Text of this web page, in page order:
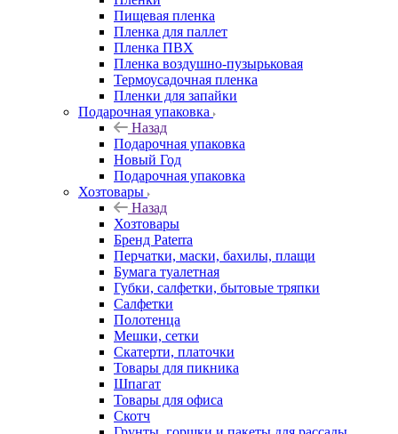
Пищевая пленка
Пленка для паллет
Пленка ПВХ
Пленка воздушно-пузырьковая
Термоусадочная пленка
Пленки для запайки
Подарочная упаковка
Назад
Подарочная упаковка
Новый Год
Подарочная упаковка
Хозтовары
Назад
Хозтовары
Бренд Paterra
Перчатки, маски, бахилы, плащи
Бумага туалетная
Губки, салфетки, бытовые тряпки
Салфетки
Полотенца
Мешки, сетки
Скатерти, платочки
Товары для пикника
Шпагат
Товары для офиса
Скотч